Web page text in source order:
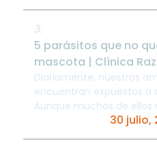
3.
5 parásitos que no
mascota | Clínica
Diariamente, nuestros
encuentran expuestos a
Aunque muchos de ellos
observar a simple vista,
30 julio,